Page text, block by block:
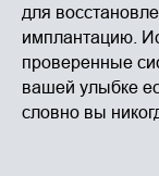
для
имплантацию.
проверенные
вашей улыбке
словно вы